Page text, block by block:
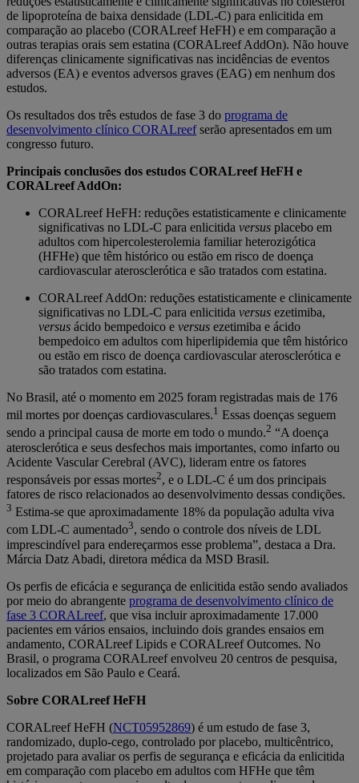
de lipoproteína de baixa densidade (LDL-C) para enlicitida em
comparação ao placebo (CORALreef HeFH) e em comparação a
outras terapias orais sem estatina (CORALreef AddOn). Não houve
diferenças clinicamente significativas nas incidências de eventos
adversos (EA) e eventos adversos graves (EAG) em nenhum dos
estudos.
Os resultados dos três estudos de fase 3 do programa de
desenvolvimento clínico CORALreefserão apresentados em um
congresso futuro.
Principais conclusões dos estudos CORALreef HeFH e
CORALreef AddOn:
CORALreef HeFH: reduções estatisticamente e clinicamente
significativas no LDL-C para enlicitida versus placebo em
adultos com hipercolesterolemia familiar heterozigótica
(HFHe) que têm histórico ou estão em risco de doença
cardiovascular aterosclerótica e são tratados com estatina.
CORALreef AddOn: reduções estatisticamente e clinicamente
significativas no LDL-C para enlicitida versus ezetimiba,
versus ácido bempedoico e versus ezetimiba e ácido
bempedoico em adultos com hiperlipidemia que têm histórico
ou estão em risco de doença cardiovascular aterosclerótica e
são tratados com estatina.
No Brasil, até o momento em 2025 foram registradas mais de 176
mil mortes por doenças cardiovasculares.1 Essas doenças seguem
sendo a principal causa de morte em todo o mundo.2 “A doença
aterosclerótica e seus desfechos mais importantes, como infarto ou
Acidente Vascular Cerebral (AVC), lideram entre os fatores
responsáveis por essas mortes2, e o LDL-C é um dos principais
fatores de risco relacionados ao desenvolvimento dessas condições.
3 Estima-se que aproximadamente 18% da população adulta viva
com LDL-C aumentado3, sendo o controle dos níveis de LDL
imprescindível para endereçarmos esse problema”, destaca a Dra.
Márcia Datz Abadi, diretora médica da MSD Brasil.
Os perfis de eficácia e segurança de enlicitida estão sendo avaliados
por meio do abrangente programa de desenvolvimento clínico de
fase 3 CORALreef, que visa incluir aproximadamente 17.000
pacientes em vários ensaios, incluindo dois grandes ensaios em
andamento, CORALreef Lipids e CORALreef Outcomes. No
Brasil, o programa CORALreef envolveu 20 centros de pesquisa,
localizados em São Paulo e Ceará.
Sobre CORALreef HeFH
CORALreef HeFH (NCT05952869) é um estudo de fase 3,
randomizado, duplo-cego, controlado por placebo, multicêntrico,
projetado para avaliar os perfis de segurança e eficácia da enlicitida
em comparação com placebo em adultos com HFHe que têm